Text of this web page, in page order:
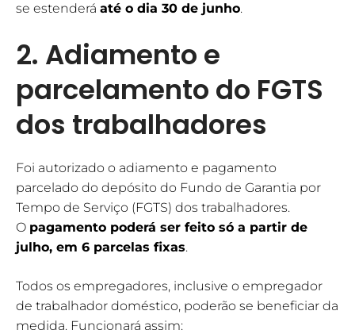
se estenderá até o dia 30 de junho.
2. Adiamento e
parcelamento do FGTS
dos trabalhadores
Foi autorizado o adiamento e pagamento
parcelado do depósito do Fundo de Garantia por
Tempo de Serviço (FGTS) dos trabalhadores.
O pagamento poderá ser feito só a partir de
julho, em 6 parcelas fixas.
Todos os empregadores, inclusive o empregador
de trabalhador doméstico, poderão se beneficiar da
medida. Funcionará assim: